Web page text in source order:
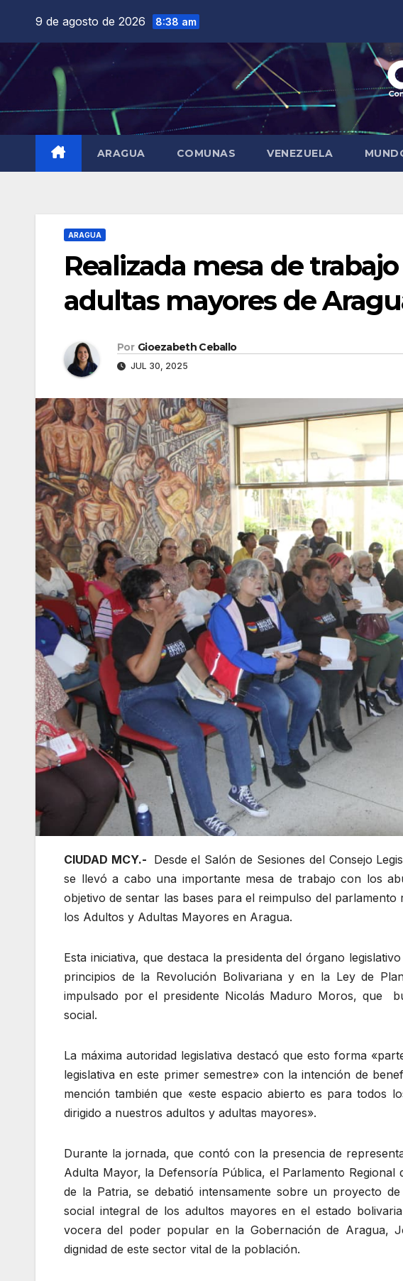
contenido
9 de agosto de 2026 8:38 am
ARAGUA COMUNAS VENEZUELA
ARAGUA
Realizada mesa de
adultas mayores de
Por Gioezabeth Ceballo
JUL 30, 2025
CIUDAD MCY.- Desde el Salón de Sesiones del Consejo
se llevó a cabo una importante mesa de trabajo con los
objetivo de sentar las bases para el reimpulso del
los Adultos y Adultas Mayores en Aragua.
Esta iniciativa, que destaca la presidenta del órgano
principios de la Revolución Bolivariana y en la Ley de
impulsado por el presidente Nicolás Maduro Moros, que
social.
La máxima autoridad legislativa destacó que esto forma
legislativa en este primer semestre» con la intención de
mención también que «este espacio abierto es para todos
dirigido a nuestros adultos y adultas mayores».
Durante la jornada, que contó con la presencia de
Adulta Mayor, la Defensoría Pública, el Parlamento
de la Patria, se debatió intensamente sobre un proyecto
social integral de los adultos mayores en el estado
vocera del poder popular en la Gobernación de Aragua,
dignidad de este sector vital de la población.